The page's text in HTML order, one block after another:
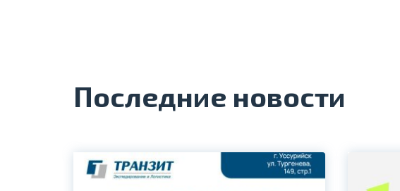
Последние новости